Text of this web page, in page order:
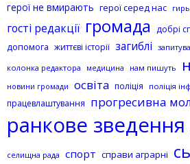
герої не вмирають герої серед нас
гості редакції громада добрі
допомога життєві історії загиблі
колонка редактора
медицина нам пишуть
новини громади освіта поліція поліція
працевлаштування прогресивна
ранкове зведення
селищна рада спорт справи аграрні